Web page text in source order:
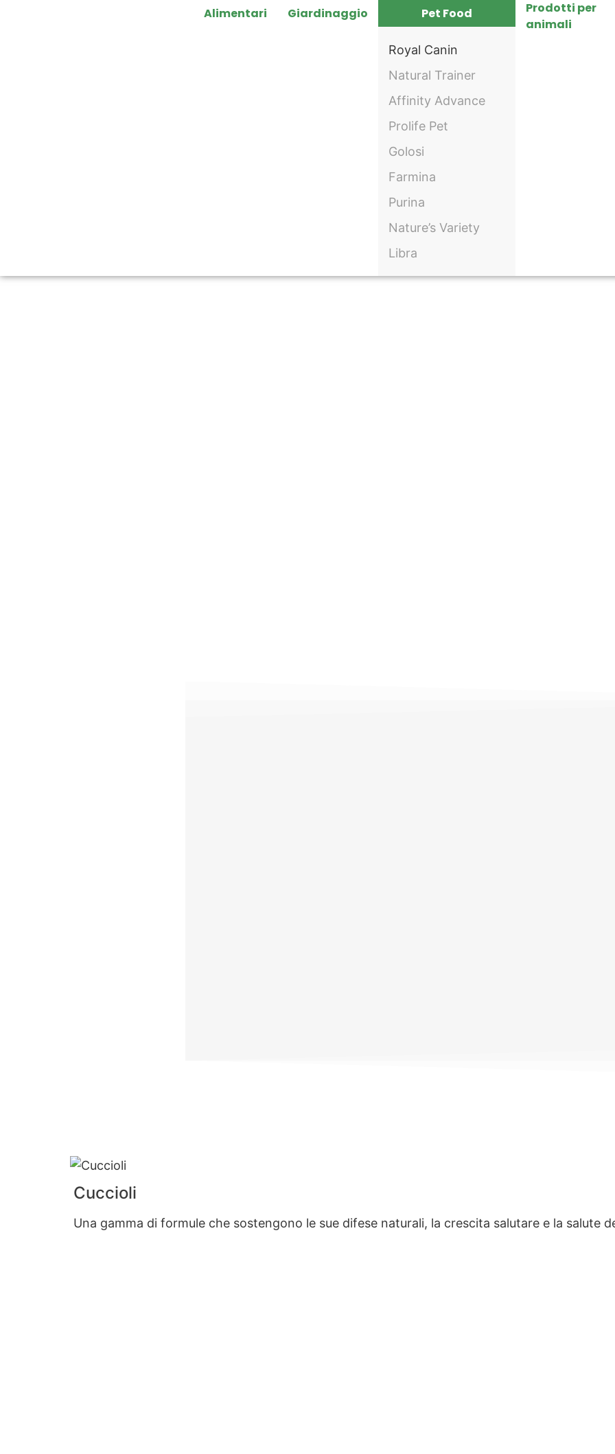
Alimentari Giardinaggio Pet Food
Royal Canin
Natural Trainer
Affinity Advance
Prolife Pet
Golosi
Farmina
Purina
Nature’s Variety
Libra
Prodotti per
animali
Cuccioli
Una gamma di formule che sostengono le sue difese naturali, la crescita salutare e la salute